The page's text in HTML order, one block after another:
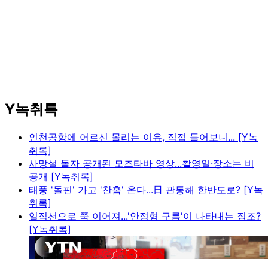
Y녹취록
인천공항에 어르신 몰리는 이유, 직접 들어보니... [Y녹
취록]
사망설 돌자 공개된 모즈타바 영상...촬영일·장소는 비
공개 [Y녹취록]
태풍 '돌핀' 가고 '찬홈' 온다...日 관통해 한반도로? [Y녹
취록]
일직선으로 쭉 이어져...'안정형 구름'이 나타내는 징조?
[Y녹취록]